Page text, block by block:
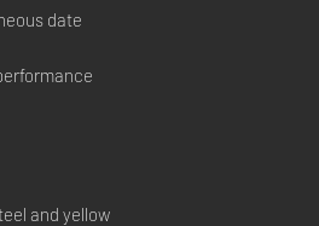
date
and yellow